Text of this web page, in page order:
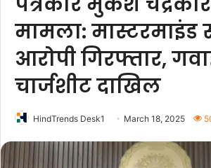
मामला: मास्टरमाइंड
आरोपी गिरफ्तार,
चार्जशीट दाखिल
HindTrends Desk1 March 18, 2025